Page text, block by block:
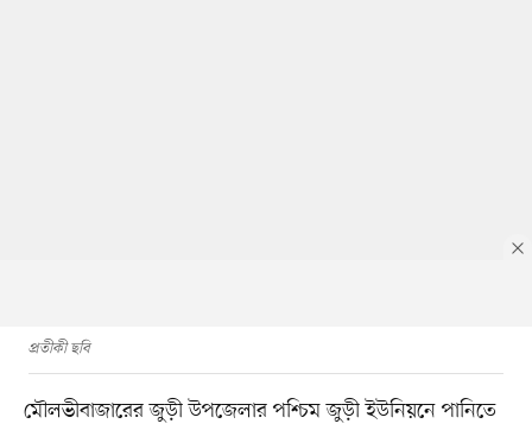
প্রতীকী ছবি
মৌলভীবাজারের জুড়ী উপজেলার পশ্চিম জুড়ী ইউনিয়নে পানিতে